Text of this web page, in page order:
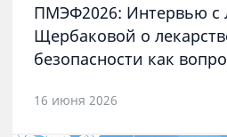
ПМЭФ2026: Интервью
Щербаковой о
безопасности как
16 июня 2026